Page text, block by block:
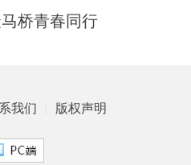
桥青春同行
我们 版权声明